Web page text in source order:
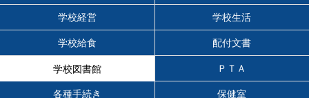
学校経営 学校生活
学校給食 配付文書
学校図書館 ＰＴＡ
各種手続き 保健室